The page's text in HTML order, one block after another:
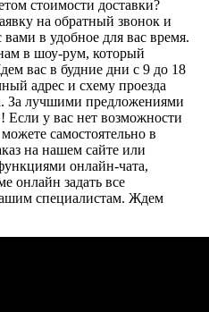
стоимости доставки?
на обратный звонок и
в удобное для вас время.
в шоу-рум, который
вас в будние дни с 9 до 18
адрес и схему проезда
За лучшими предложениями
у вас нет возможности
самостоятельно в
на нашем сайте или
онлайн-чата,
онлайн задать все
специалистам. Ждем